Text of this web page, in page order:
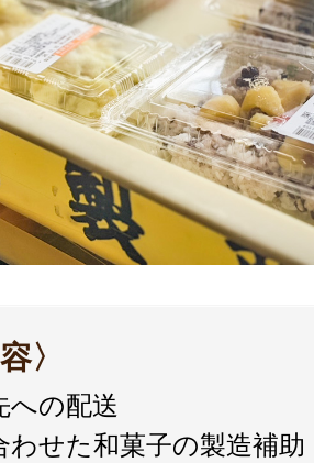
〉
への配送
わせた和菓子の製造補助